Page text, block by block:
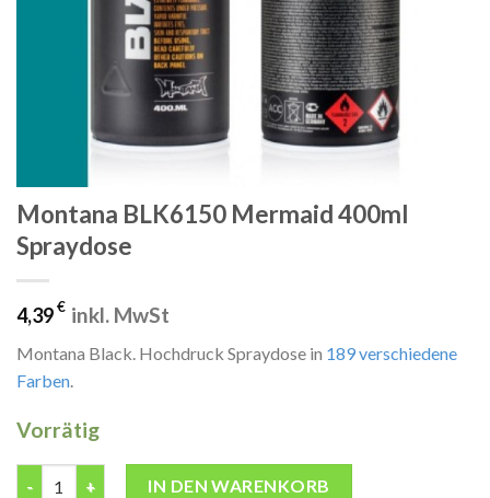
Montana BLK6150 Mermaid 400ml
Spraydose
4,39€ inkl. MwSt
Montana Black. Hochdruck Spraydose in 189 verschiedene
Farben.
Vorrätig
IN DEN WARENKORB